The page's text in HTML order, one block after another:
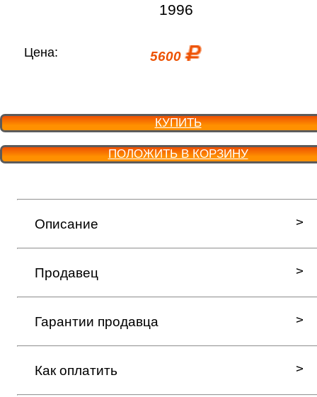
1996
Цена: 5600
КУПИТЬ
ПОЛОЖИТЬ В КОРЗИНУ
Описание
Продавец
Гарантии продавца
Как оплатить